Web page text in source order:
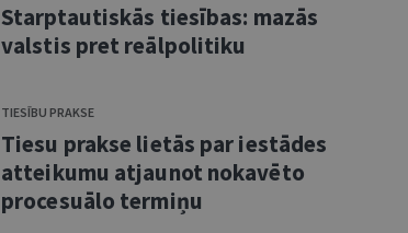
Starptautiskās tiesības: mazās
valstis pret reālpolitiku
TIESĪBU PRAKSE
Tiesu prakse lietās par iestādes
atteikumu atjaunot nokavēto
procesuālo termiņu